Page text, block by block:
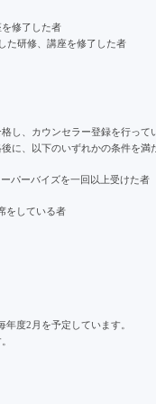
修了した者
た研修、講座を修了した者
し、カウンセラー登録を行って
に、以下のいずれかの条件を満
パーバイズを一回以上受けた者
をしている者
度2月を予定しています。